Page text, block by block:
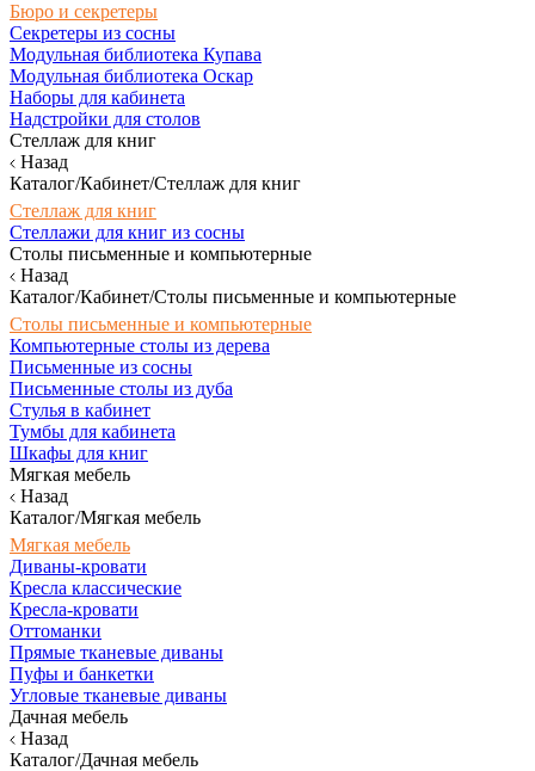
Бюро и секретеры
Секретеры из сосны
Модульная библиотека Купава
Модульная библиотека Оскар
Наборы для кабинета
Надстройки для столов
Стеллаж для книг
Назад
Каталог/Кабинет/Стеллаж для книг
Стеллаж для книг
Стеллажи для книг из сосны
Столы письменные и компьютерные
Назад
Каталог/Кабинет/Столы письменные и компьютерные
Столы письменные и компьютерные
Компьютерные столы из дерева
Письменные из сосны
Письменные столы из дуба
Стулья в кабинет
Тумбы для кабинета
Шкафы для книг
Мягкая мебель
Назад
Каталог/Мягкая мебель
Мягкая мебель
Диваны-кровати
Кресла классические
Кресла-кровати
Оттоманки
Прямые тканевые диваны
Пуфы и банкетки
Угловые тканевые диваны
Дачная мебель
Назад
Каталог/Дачная мебель